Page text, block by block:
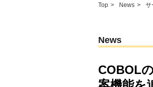
Top News サ
News
COBOL